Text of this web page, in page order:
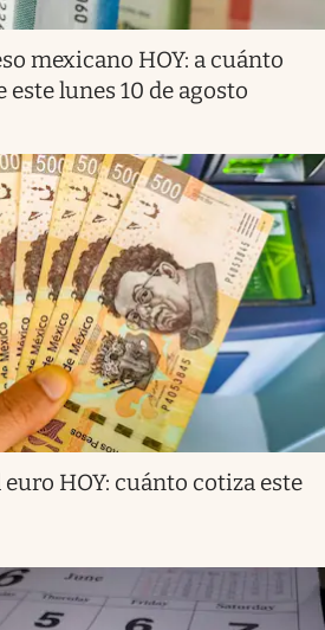
mexicano HOY: a cuánto
lunes 10 de agosto
euro HOY: cuánto cotiza este